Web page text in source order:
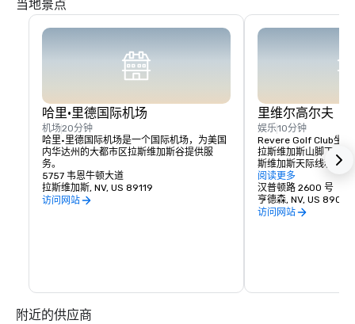
当地景点
哈里·里德国际机场
机场20分钟
哈里·里德国际机场是一个国际机场，为美国
内华达州的大都市区拉斯维加斯谷提供服
务。
5757 韦恩牛顿大道
拉斯维加斯, NV, US 89119
访问网站
里维尔高尔夫
娱乐10分钟
Revere Golf Club坐落
拉斯维加斯山脚下的
斯维加斯天际线和远
色，而列克星敦令人
72杆布局将在经典的
的射门能力。我们的
的，采用标准杆72杆
阅读更多
汉普顿路 2600 号
亨德森, NV, US 89052
访问网站
附近的供应商